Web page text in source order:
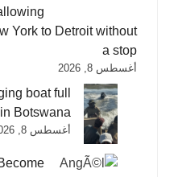
York to Detroit without
a stop
أغسطس 8, 2026
boat full
Botswana
أغسطس 8, 2026